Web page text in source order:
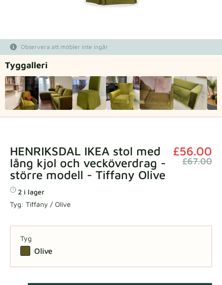
Beställ din provbit
Observera att möbler inte ingår
Tyg­galleri
HENRIKSDAL IKEA stol med
lång kjol och vecköverdrag -
större modell - Tiffany Olive
£56.00
£67.00
2 i lager
Tyg: Tiffany / Olive
Tyg
Olive